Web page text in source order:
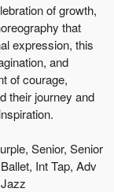
of growth,
that
expression, this
and
of courage,
their journey and
Senior, Senior
Int Tap, Adv